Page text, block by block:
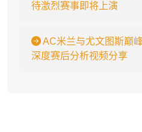
待激烈赛事即将上演
AC米兰与尤文图斯巅
深度赛后分析视频分享